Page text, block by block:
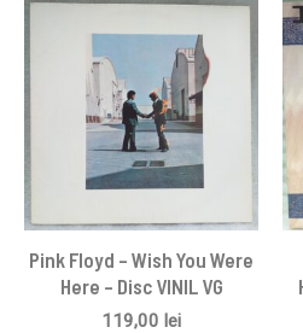
Pink Floyd ‎– Wish You Were
Here – Disc VINIL VG
119,00 lei